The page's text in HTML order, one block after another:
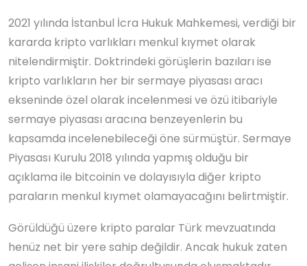
2021 yılında İstanbul İcra Hukuk Mahkemesi, verdiği bir
kararda kripto varlıkları menkul kıymet olarak
nitelendirmiştir. Doktrindeki görüşlerin bazıları ise
kripto varlıkların her bir sermaye piyasası aracı
ekseninde özel olarak incelenmesi ve özü itibariyle
sermaye piyasası aracına benzeyenlerin bu
kapsamda incelenebileceği öne sürmüştür. Sermaye
Piyasası Kurulu 2018 yılında yapmış olduğu bir
açıklama ile bitcoinin ve dolayısıyla diğer kripto
paraların menkul kıymet olamayacağını belirtmiştir.
Görüldüğü üzere kripto paralar Türk mevzuatında
henüz net bir yere sahip değildir. Ancak hukuk zaten